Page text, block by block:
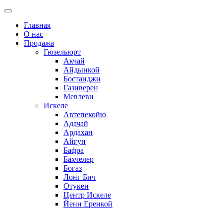
Главная
О нас
Продажа
Гюзельюрт
Акчай
Айдынкой
Бостанджи
Газиверен
Мевлеви
Искеле
Автепекойю
Адачай
Ардахан
Айгун
Бафра
Бахчелер
Богаз
Лонг Бич
Отукен
Центр Искеле
Йени Еренкой